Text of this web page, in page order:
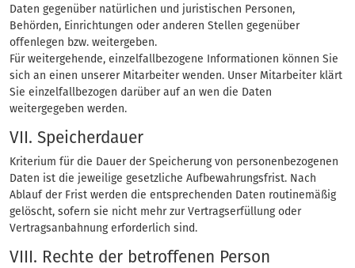
Daten gegenüber natürlichen und juristischen Personen,
Behörden, Einrichtungen oder anderen Stellen gegenüber
offenlegen bzw. weitergeben.
Für weitergehende, einzelfallbezogene Informationen können Sie
sich an einen unserer Mitarbeiter wenden. Unser Mitarbeiter klärt
Sie einzelfallbezogen darüber auf an wen die Daten
weitergegeben werden.
VII. Speicherdauer
Kriterium für die Dauer der Speicherung von personenbezogenen
Daten ist die jeweilige gesetzliche Aufbewahrungsfrist. Nach
Ablauf der Frist werden die entsprechenden Daten routinemäßig
gelöscht, sofern sie nicht mehr zur Vertragserfüllung oder
Vertragsanbahnung erforderlich sind.
VIII. Rechte der betroffenen Person